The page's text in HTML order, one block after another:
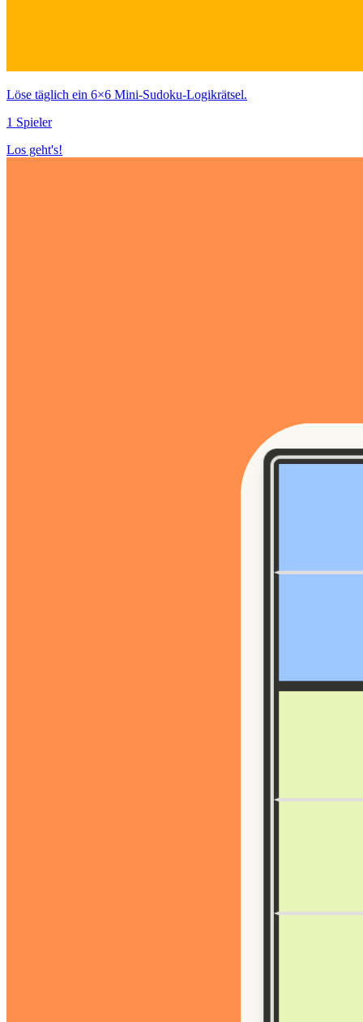
Löse täglich ein 6×6 Mini‑Sudoku‑Logikrätsel.
1 Spieler
Los geht's!